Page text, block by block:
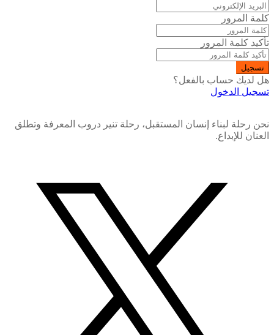
كلمة المرور
تأكيد كلمة المرور
تسجيل
هل لديك حساب بالفعل؟
تسجيل الدخول
نحن رحلة لبناء إنسان المستقبل، رحلة تنير دروب المعرفة وتطلق
العنان للإبداع.